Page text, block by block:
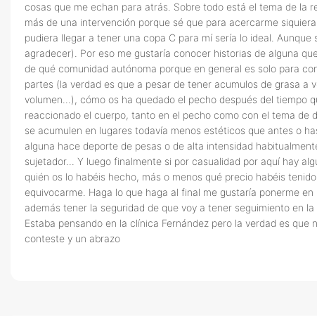
cosas que me echan para atrás. Sobre todo está el tema de la
más de una intervención porque sé que para acercarme
pudiera llegar a tener una copa C para mí sería lo ideal.
agradecer). Por eso me gustaría conocer historias de alguna
de qué comunidad autónoma porque en general es solo para
partes (la verdad es que a pesar de tener acumulos de grasa
volumen...), cómo os ha quedado el pecho después del tiempo
reaccionado el cuerpo, tanto en el pecho como con el tema de
se acumulen en lugares todavía menos estéticos que antes o
alguna hace deporte de pesas o de alta intensidad
sujetador... Y luego finalmente si por casualidad por aquí hay
quién os lo habéis hecho, más o menos qué precio habéis
equivocarme. Haga lo que haga al final me gustaría ponerme
además tener la seguridad de que voy a tener seguimiento en
Estaba pensando en la clínica Fernández pero la verdad es
conteste y un abrazo